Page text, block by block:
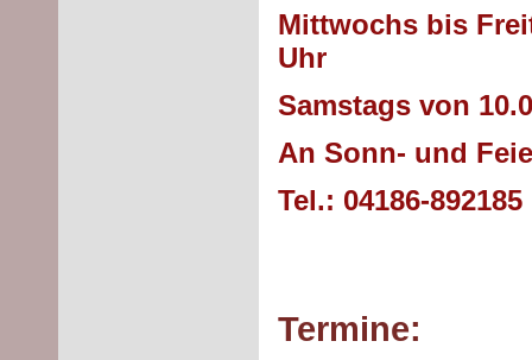
Mittwochs bis
Uhr
Samstags von
An Sonn- und
Tel.: 04186-892185
Termine: